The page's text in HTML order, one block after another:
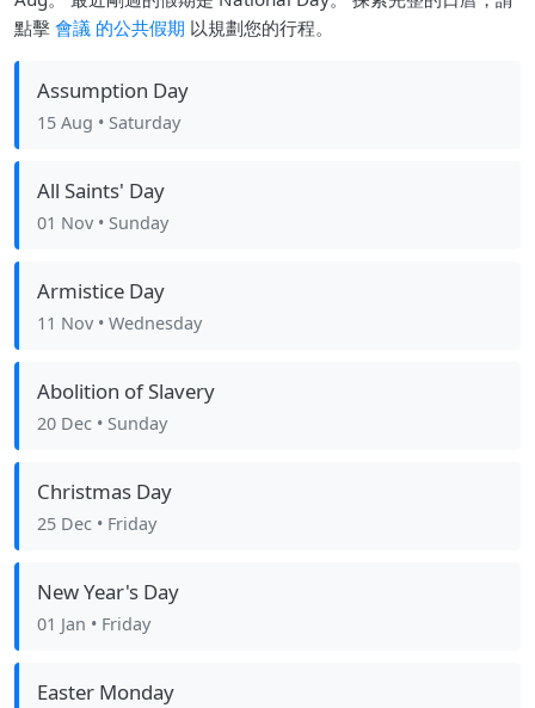
點擊 會議 的公共假期 以規劃您的行程。
Assumption Day
15 Aug • Saturday
All Saints' Day
01 Nov • Sunday
Armistice Day
11 Nov • Wednesday
Abolition of Slavery
20 Dec • Sunday
Christmas Day
25 Dec • Friday
New Year's Day
01 Jan • Friday
Easter Monday